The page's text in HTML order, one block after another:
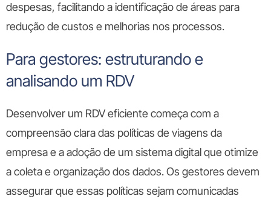
despesas, facilitando a identificação de áreas para
redução de custos e melhorias nos processos.
Para gestores: estruturando e
analisando um RDV
Desenvolver um RDV eficiente começa com a
compreensão clara das políticas de viagens da
empresa e a adoção de um sistema digital que otimize
a coleta e organização dos dados. Os gestores devem
assegurar que essas políticas sejam comunicadas